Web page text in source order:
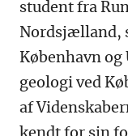
student fra
Nordsjælland,
København og
geologi ved
af